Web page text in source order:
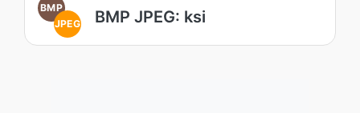
BMP
JPEG
BMP JPEG: ksi